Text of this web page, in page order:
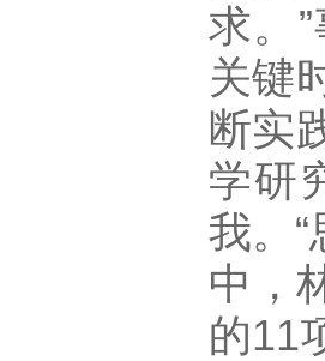
求。
关键
断实
学研
我。
中，
的11